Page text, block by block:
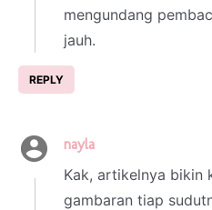
mengundang
jauh.
REPLY
nayla
Kak, artikelnya bikin
gambaran tiap